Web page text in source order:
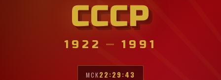
СССР
1922 — 1991
МСК22:29:44